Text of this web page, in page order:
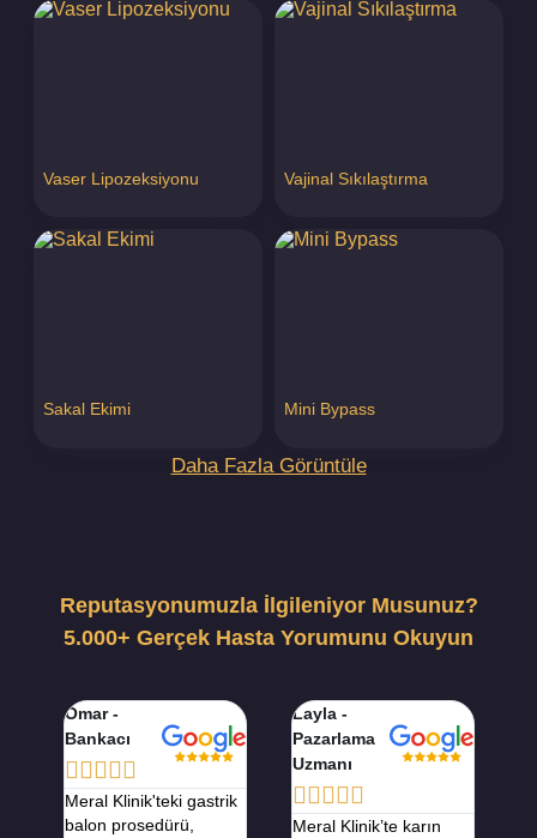
Vaser Lipozeksiyonu Vajinal Sıkılaştırma
Sakal Ekimi Mini Bypass
Daha Fazla Görüntüle
Reputasyonumuzla İlgileniyor Musunuz?
5.000+ Gerçek Hasta Yorumunu Okuyun
Omar -
Bankacı

Meral Klinik'teki gastrik
balon prosedürü,
Hala -
Makyaj
Sanatçısı

Meral Klinik’te rinoplasti
Adel -
Yazılım
Geliştirici
Meral Klinik’te
Layla -
Pazarlama
Uzmanı

Meral Klinik’te karın